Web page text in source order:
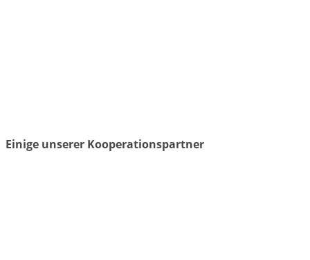
Einige unserer Kooperationspartner